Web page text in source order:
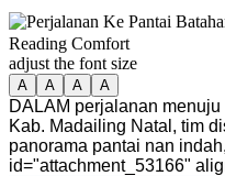
Reading Comfort
adjust the font size
A A A A
DALAM perjalanan
Kab. Madailing Natal, tim
panorama pantai nan
id="attachment_53166"